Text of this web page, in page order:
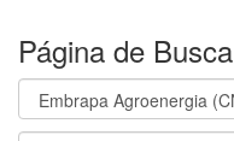
Página de Busca